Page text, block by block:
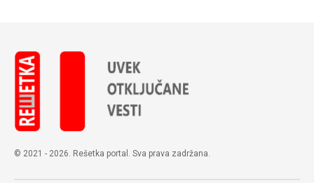
© 2021 - 2026. Rešetka portal. Sva prava zadržana.